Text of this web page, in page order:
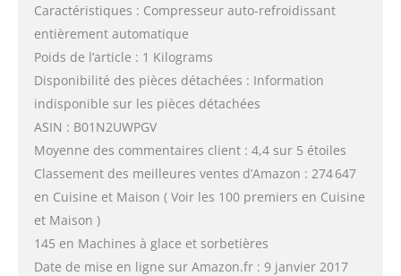
Caractéristiques : Compresseur auto-refroidissant
entièrement automatique
Poids de l’article : 1 Kilograms
Disponibilité des pièces détachées : Information
indisponible sur les pièces détachées
ASIN : B01N2UWPGV
Moyenne des commentaires client : 4,4 sur 5 étoiles
Classement des meilleures ventes d’Amazon : 274 647
en Cuisine et Maison ( Voir les 100 premiers en Cuisine
et Maison )
145 en Machines à glace et sorbetières
Date de mise en ligne sur Amazon.fr : 9 janvier 2017